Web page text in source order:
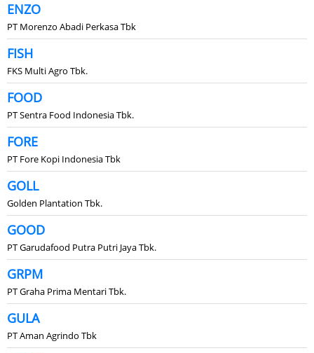
ENZO
PT Morenzo Abadi Perkasa Tbk
FISH
FKS Multi Agro Tbk.
FOOD
PT Sentra Food Indonesia Tbk.
FORE
PT Fore Kopi Indonesia Tbk
GOLL
Golden Plantation Tbk.
GOOD
PT Garudafood Putra Putri Jaya Tbk.
GRPM
PT Graha Prima Mentari Tbk.
GULA
PT Aman Agrindo Tbk